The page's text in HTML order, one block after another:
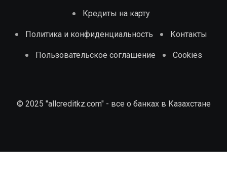
Кредиты на карту
Политика и конфиденциальность Контакты
Пользовательское соглашение Cookies
© 2025 "allcreditkz.com" - все о банках в Казахстане